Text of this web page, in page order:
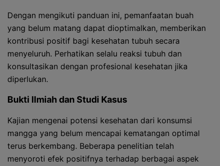
Dengan mengikuti panduan ini, pemanfaatan buah
yang belum matang dapat dioptimalkan, memberikan
kontribusi positif bagi kesehatan tubuh secara
menyeluruh. Perhatikan selalu reaksi tubuh dan
konsultasikan dengan profesional kesehatan jika
diperlukan.
Bukti Ilmiah dan Studi Kasus
Kajian mengenai potensi kesehatan dari konsumsi
mangga yang belum mencapai kematangan optimal
terus berkembang. Beberapa penelitian telah
menyoroti efek positifnya terhadap berbagai aspek